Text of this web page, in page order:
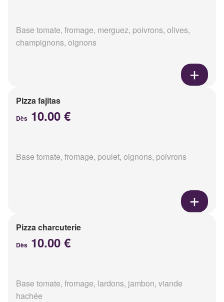
Base tomate, fromage, merguez, poivrons, olives,
champignons, oignons
Pizza fajitas
Dès 10.00 €
Base tomate, fromage, poulet, oignons, poivrons
Pizza charcuterie
Dès 10.00 €
Base tomate, fromage, lardons, jambon, viande
hachée